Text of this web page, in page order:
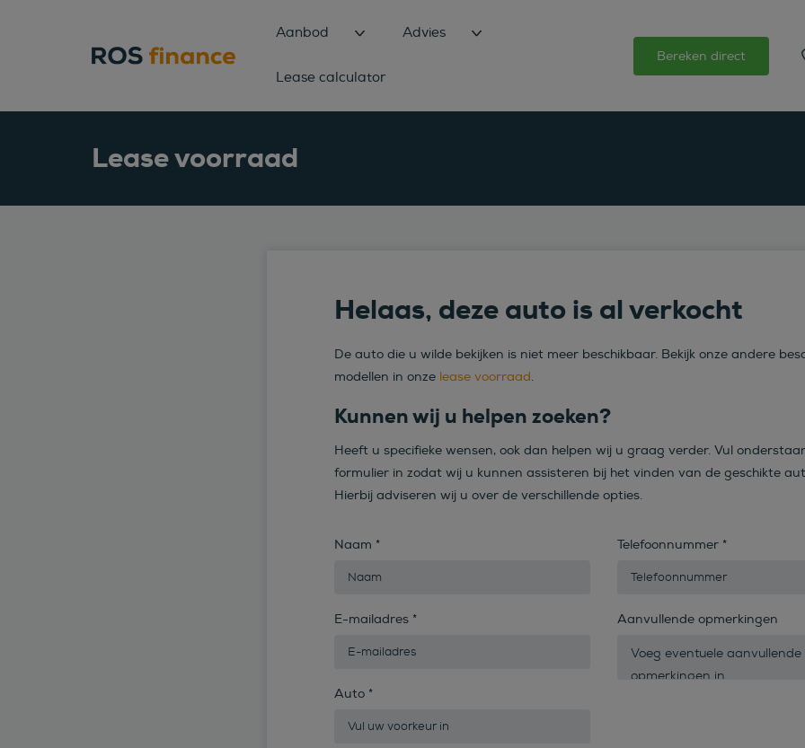
Aanbod Advies
Lease calculator
Bereken direct
Lease voorraad
Helaas, deze auto is al verkocht
De auto die u wilde bekijken is niet meer beschikbaar. Bekijk onze andere
modellen in onze lease voorraad.
Kunnen wij u helpen zoeken?
Heeft u specifieke wensen, ook dan helpen wij u graag verder. Vul
formulier in zodat wij u kunnen assisteren bij het vinden van de geschikte
Hierbij adviseren wij u over de verschillende opties.
Naam *
E-mailadres *
Auto *
Telefoonnummer *
Aanvullende opmerkingen